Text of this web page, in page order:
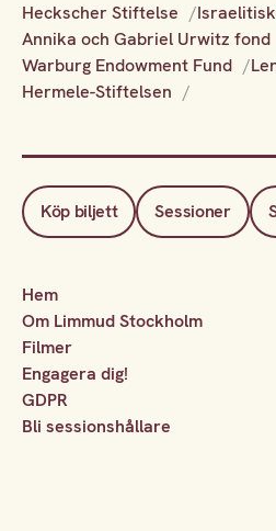
Heckscher Stiftelse
Annika och Gabriel Urwitz fond
Warburg Endowment Fund
Hermele-Stiftelsen
Köp biljett Sessioner
Hem
Om Limmud Stockholm
Filmer
Engagera dig!
GDPR
Bli sessionshållare